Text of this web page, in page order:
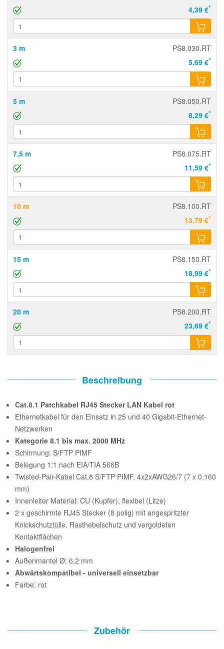
4,39 €*
3 m
PS8.030.RT
5,69 €*
5 m
PS8.050.RT
8,29 €*
7,5 m
PS8.075.RT
11,59 €*
10 m
PS8.100.RT
13,79 €*
15 m
PS8.150.RT
18,99 €*
20 m
PS8.200.RT
23,69 €*
Beschreibung
Cat.8.1 Patchkabel RJ45 Stecker LAN Kabel rot
Ethernetkabel für den Einsatz in 25 und 40 Gigabit-Ethernet-
Netzwerken
Kategorie 8.1 bis max. 2000 MHz
Schirmung: S/FTP PIMF
Belegung 1:1 nach EIA/TIA 568B
Twisted-Pair-Kabel Cat.8 S/FTP PIMF, 4x2xAWG26/7 (7 x 0,160
mm)
Innenleiter Material: CU (Kupfer), flexibel (Litze)
2 x geschirmte RJ45 Stecker (8 polig) mit angespritzter
Knickschutztülle, Rasthebelschutz und vergoldeten
Kontaktflächen
Halogenfrei
Außenmantel Ø: 6,2 mm
Abwärtskompatibel - universell einsetzbar
Farbe: rot
Zubehör